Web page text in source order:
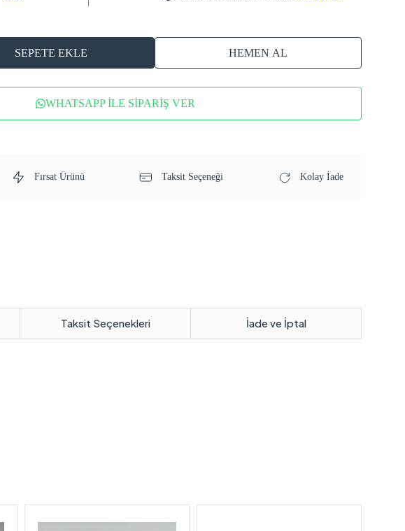
SEPETE EKLE HEMEN AL
WHATSAPP İLE SİPARİŞ VER
Fırsat Ürünü Taksit Seçeneği Kolay İade
Taksit Seçenekleri İade ve İptal